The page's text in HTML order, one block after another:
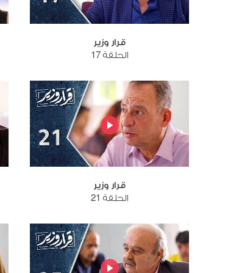
قرار وزير
الحلقة 17
قرار وزير
الحلقة 21